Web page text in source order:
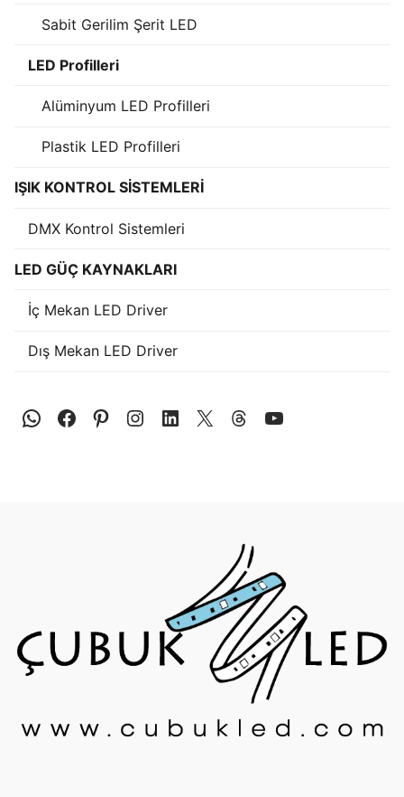
Cephe Animasyon DOTLED Serisi
Cephe Animasyon WallWasher Serisi
KATALOG
İLETİŞİM & SİPARİŞ
HAKKIMIZDA
Russian
Sabit Gerilim Şerit LED
LED Profilleri
Alüminyum LED Profilleri
Plastik LED Profilleri
IŞIK KONTROL SİSTEMLERİ
DMX Kontrol Sistemleri
LED GÜÇ KAYNAKLARI
İç Mekan LED Driver
Dış Mekan LED Driver